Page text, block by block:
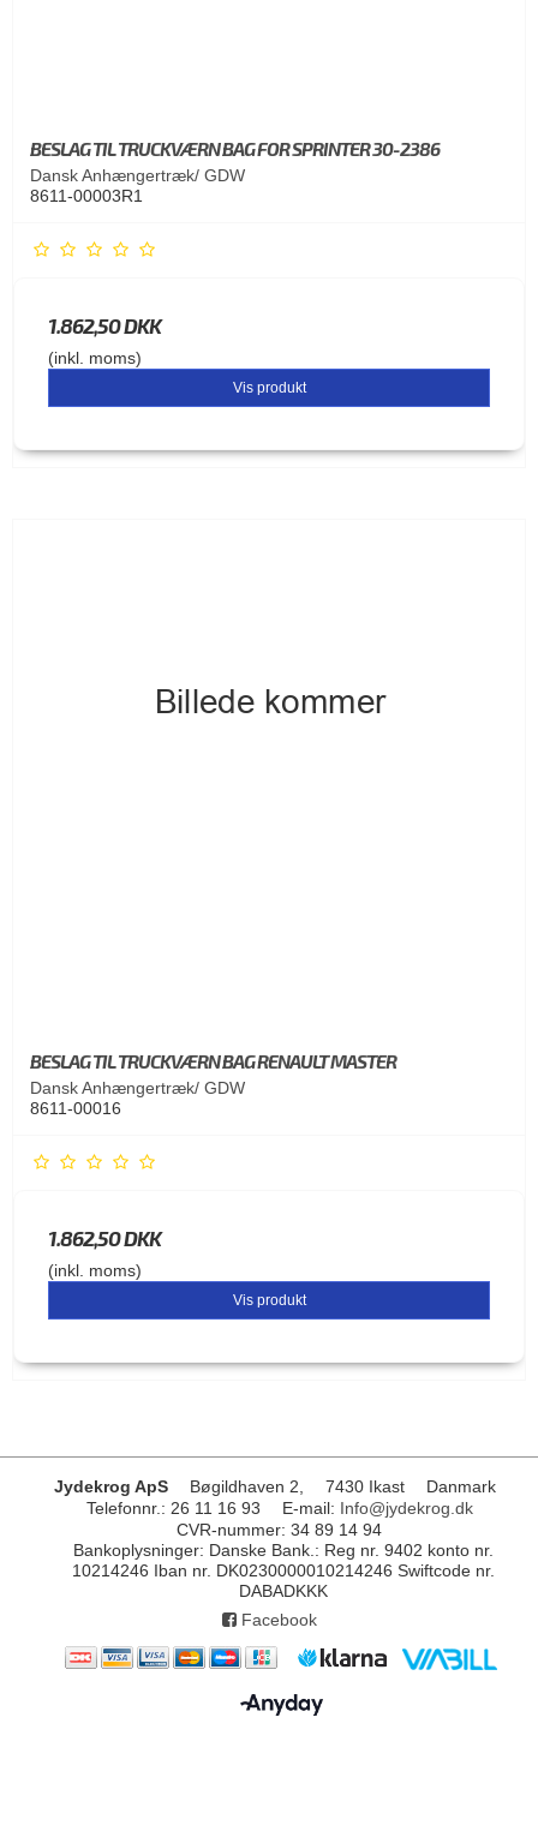
BESLAG TIL TRUCKVÆRN BAG FOR SPRINTER 30-2386
Dansk Anhængertræk/ GDW
8611-00003R1
1.862,50 DKK
(inkl. moms)
Vis produkt
BESLAG TIL TRUCKVÆRN BAG RENAULT MASTER
Dansk Anhængertræk/ GDW
8611-00016
1.862,50 DKK
(inkl. moms)
Vis produkt
Jydekrog ApS Bøgildhaven 2, 7430 Ikast
Danmark
Telefonnr. : 26 11 16 93 E-mail: Info@jydekrog.dk
CVR-nummer: 34 89 14 94
Bankoplysninger: Danske Bank.: Reg nr. 9402 konto nr.
10214246 Iban nr. DK0230000010214246 Swiftcode nr.
DABADKKK
Facebook